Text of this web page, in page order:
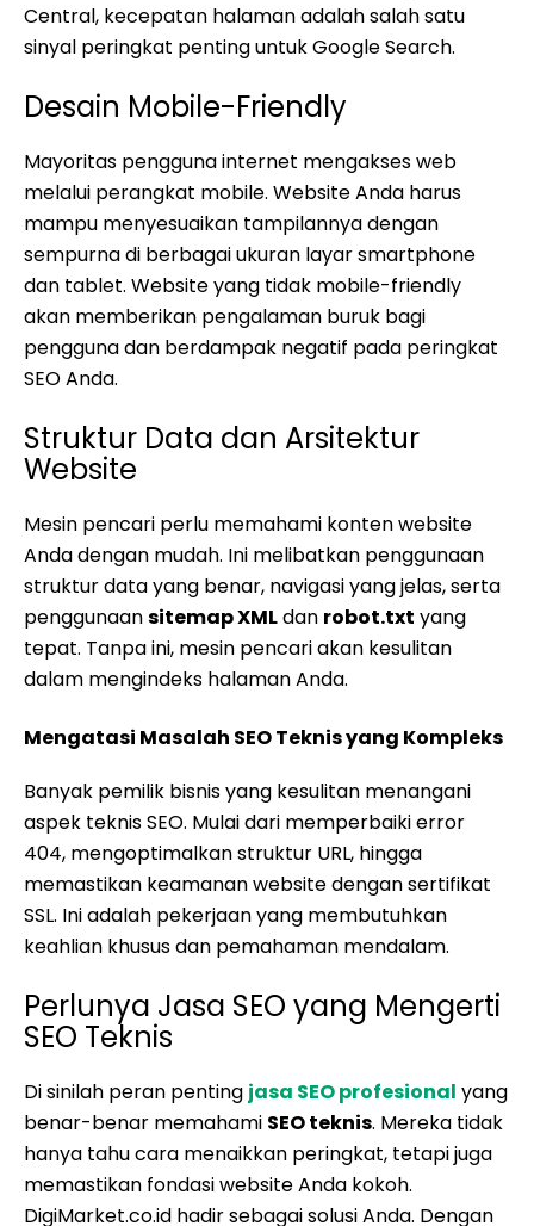
Central, kecepatan halaman adalah salah satu
sinyal peringkat penting untuk Google Search.
Desain Mobile-Friendly
Mayoritas pengguna internet mengakses web
melalui perangkat mobile. Website Anda harus
mampu menyesuaikan tampilannya dengan
sempurna di berbagai ukuran layar smartphone
dan tablet. Website yang tidak mobile-friendly
akan memberikan pengalaman buruk bagi
pengguna dan berdampak negatif pada peringkat
SEO Anda.
Struktur Data dan Arsitektur
Website
Mesin pencari perlu memahami konten website
Anda dengan mudah. Ini melibatkan penggunaan
struktur data yang benar, navigasi yang jelas, serta
penggunaansitemap XMLdan robot.txt yang
tepat. Tanpa ini, mesin pencari akan kesulitan
dalam mengindeks halaman Anda.
Mengatasi Masalah SEO Teknis yang Kompleks
Banyak pemilik bisnis yang kesulitan menangani
aspek teknis SEO. Mulai dari memperbaiki error
404, mengoptimalkan struktur URL, hingga
memastikan keamanan website dengan sertifikat
SSL. Ini adalah pekerjaan yang membutuhkan
keahlian khusus dan pemahaman mendalam.
Perlunya Jasa SEO yang Mengerti
SEO Teknis
Di sinilah peran penting jasa SEO profesional yang
benar-benar memahami SEO teknis. Mereka tidak
hanya tahu cara menaikkan peringkat, tetapi juga
memastikan fondasi website Anda kokoh.
DigiMarket.co.id hadir sebagai solusi Anda. Dengan